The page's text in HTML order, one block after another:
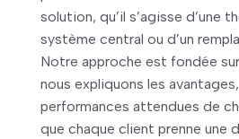
solution, qu’il s’agisse d’une
système central ou d’un
Notre approche est fondée
nous expliquons les
performances attendues de
que chaque client prenne une